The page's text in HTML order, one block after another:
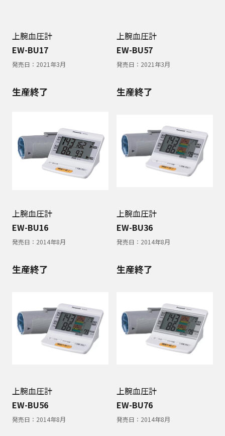
上腕血圧計
EW-BU17
発売日： 2021年3月
上腕血圧計
EW-BU57
発売日： 2021年3月
生産終了
上腕血圧計
EW-BU16
発売日： 2014年8月
生産終了
上腕血圧計
EW-BU36
発売日： 2014年8月
生産終了
上腕血圧計
EW-BU56
発売日： 2014年8月
生産終了
上腕血圧計
EW-BU76
発売日： 2014年8月